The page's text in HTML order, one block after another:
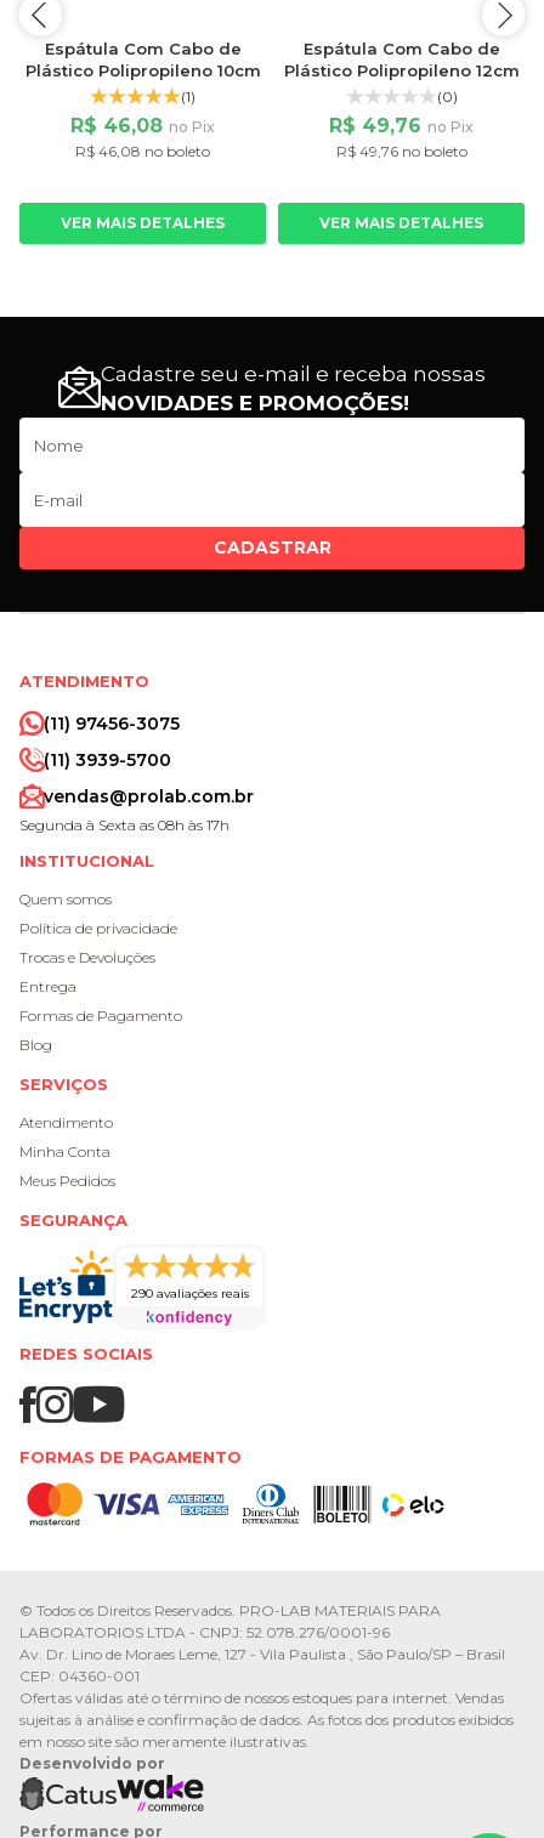
Espátula Com Cabo de
Plástico Polipropileno 10cm
(1)
R$ 46,08 no Pix
R$ 46,08 no boleto
VER MAIS DETALHES
Espátula Com Cabo de
Plástico Polipropileno 12cm
(0)
R$ 49,76 no Pix
R$ 49,76 no boleto
VER MAIS DETALHES
Cadastre seu e-mail e receba nossas
NOVIDADES E PROMOÇÕES!
CADASTRAR
ATENDIMENTO
(11) 97456-3075
(11) 3939-5700
vendas@prolab.com.br
Segunda à Sexta as 08h às 17h
INSTITUCIONAL
Quem somos
Política de privacidade
Trocas e Devoluções
Entrega
Formas de Pagamento
Blog
SERVIÇOS
Atendimento
Minha Conta
Meus Pedidos
SEGURANÇA
290 avaliações reais
REDES SOCIAIS
FORMAS DE PAGAMENTO
© Todos os Direitos Reservados. PRO-LAB MATERIAIS PARA
LABORATORIOS LTDA - CNPJ: 52.078.276/0001-96
Av. Dr. Lino de Moraes Leme, 127 - Vila Paulista , São Paulo/SP – Brasil
CEP: 04360-001
Ofertas válidas até o término de nossos estoques para internet. Vendas
sujeitas à análise e confirmação de dados. As fotos dos produtos exibidos
em nosso site são meramente ilustrativas.
Desenvolvido por
Performance por